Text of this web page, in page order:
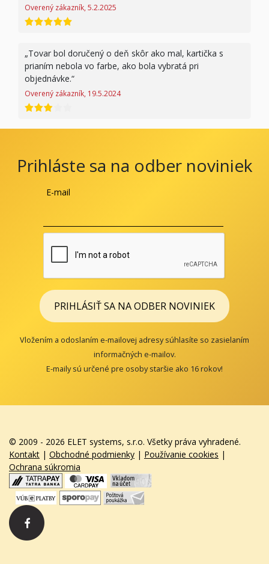
Overený zákazník, 5.2.2025
hodnotenie 5 z 5
Tovar bol doručený o deň skôr ako mal, kartička s
prianím nebola vo farbe, ako bola vybratá pri
objednávke.
Overený zákazník, 19.5.2024
hodnotenie 3 z 5
Prihláste sa na odber noviniek
E-mail
PRIHLÁSIŤ SA NA ODBER NOVINIEK
Vložením a odoslaním e-mailovej adresy súhlasíte so zasielaním
informačných e-mailov.
E-maily sú určené pre osoby staršie ako 16 rokov!
© 2009 - 2026 ELET systems, s.r.o. Všetky práva vyhradené.
Kontakt | Obchodné podmienky | Používanie cookies |
Ochrana súkromia